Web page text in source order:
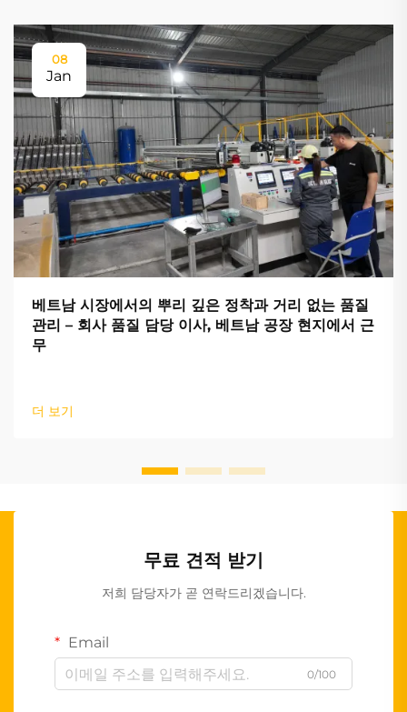
08
Jan
베트남 시장에서의 뿌리 깊은 정착과 거리 없는 품질
관리 – 회사 품질 담당 이사, 베트남 공장 현지에서 근
무
더 보기
무료 견적 받기
저희 담당자가 곧 연락드리겠습니다.
Email
0/100